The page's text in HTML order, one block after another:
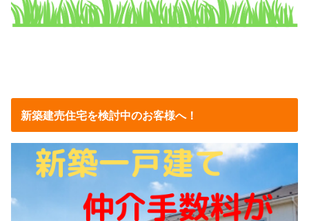
新築建売住宅を検討中のお客様へ！